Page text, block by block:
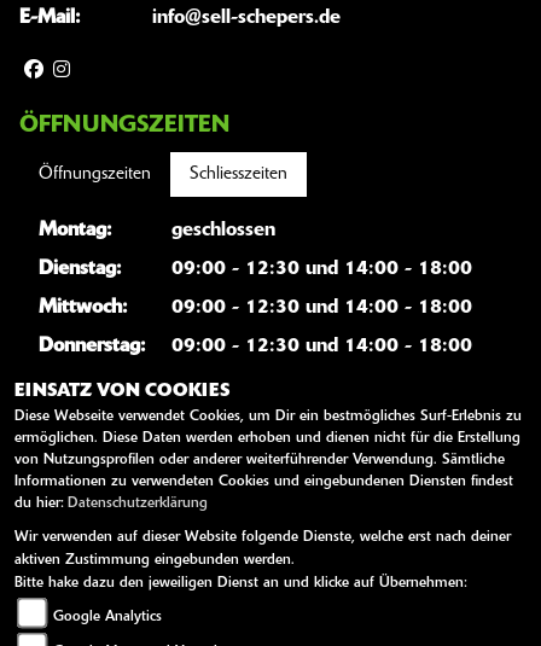
E-Mail:
info@sell-schepers.de
ÖFFNUNGSZEITEN
Öffnungszeiten Schliesszeiten
Montag:
geschlossen
Dienstag:
09:00 - 12:30 und 14:00 - 18:00
Mittwoch:
09:00 - 12:30 und 14:00 - 18:00
Donnerstag:
09:00 - 12:30 und 14:00 - 18:00
Freitag:
09:00 - 12:30 und 14:00 - 18:00
Samstag:
09:00 - 12:30
Sonntag:
geschlossen
WEITERE LINKS
Kawasaki News
Kawasaki Handbücher
EINSATZ VON COOKIES
Diese Webseite verwendet Cookies, um Dir ein bestmögliches Surf-Erlebnis zu
ermöglichen. Diese Daten werden erhoben und dienen nicht für die Erstellung
von Nutzungsprofilen oder anderer weiterführender Verwendung. Sämtliche
Informationen zu verwendeten Cookies und eingebundenen Diensten findest
du hier: Datenschutzerklärung
Wir verwenden auf dieser Website folgende Dienste, welche erst nach deiner
aktiven Zustimmung eingebunden werden.
Bitte hake dazu den jeweiligen Dienst an und klicke auf Übernehmen:
Google Analytics